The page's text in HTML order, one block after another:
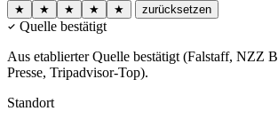
★ ★ ★ ★ ★ zurücksetzen
Quelle bestätigt
Aus etablierter Quelle bestätigt (Falstaff, NZZ
Presse, Tripadvisor-Top).
Standort